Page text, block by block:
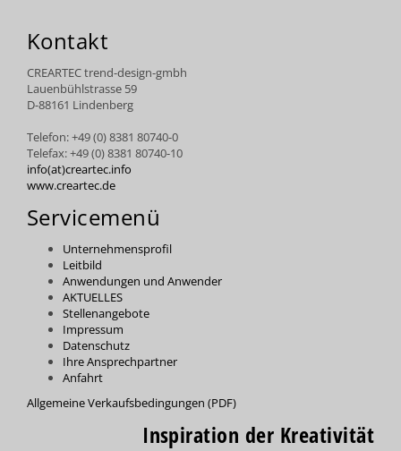
Kontakt
CREARTEC trend-design-gmbh
Lauenbühlstrasse 59
D-88161 Lindenberg
Telefon: +49 (0) 8381 80740-0
Telefax: +49 (0) 8381 80740-10
info(at)creartec.info
www.creartec.de
Servicemenü
Unternehmensprofil
Leitbild
Anwendungen und Anwender
AKTUELLES
Stellenangebote
Impressum
Datenschutz
Ihre Ansprechpartner
Anfahrt
Allgemeine Verkaufsbedingungen (PDF)
Inspiration der Kreativität